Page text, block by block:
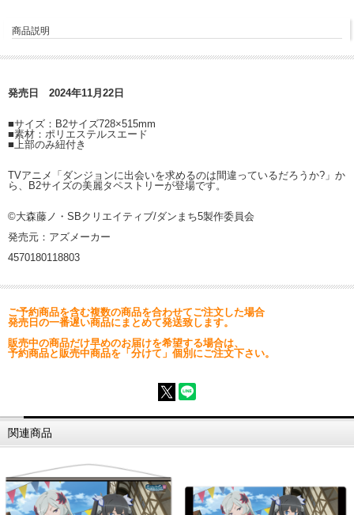
商品説明
発売日 2024年11月22日
■サイズ：B2サイズ728×515mm
■素材：ポリエステルスエード
■上部のみ紐付き
TVアニメ「ダンジョンに出会いを求めるのは間違っているだろうか?」か
ら、B2サイズの美麗タペストリーが登場です。
©大森藤ノ・SBクリエイティブ/ダンまち5製作委員会
発売元：アズメーカー
4570180118803
ご予約商品を含む複数の商品を合わせてご注文した場合
発売日の一番遅い商品にまとめて発送致します。
販売中の商品だけ早めのお届けを希望する場合は、
予約商品と販売中商品を「分けて」個別にご注文下さい。
関連商品